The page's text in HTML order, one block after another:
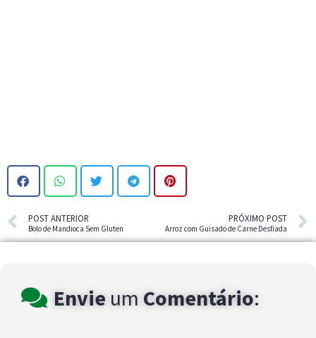
POST ANTERIOR
Bolo de Mandioca Sem Gluten
PRÓXIMO POST
Arroz com Guisado de Carne Desfiada
Envie um Comentário: